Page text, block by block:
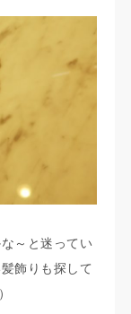
～と迷ってい
飾りも探して
）